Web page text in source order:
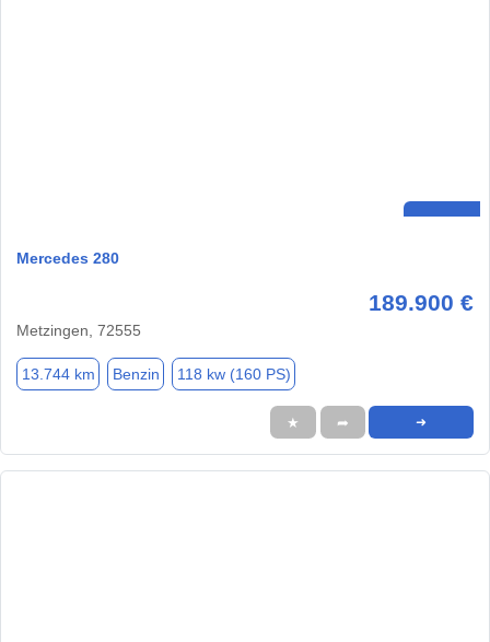
Mercedes 280
189.900 €
Metzingen, 72555
13.744 km Benzin 118 kw (160 PS)
★ ➦ ➜